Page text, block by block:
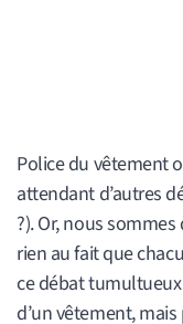
Police du vêtement
attendant d’autres
?). Or, nous
rien au fait que
ce débat
d’un vêtement,